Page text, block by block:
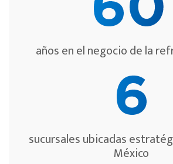
años en el negocio de la
sucursales ubicadas
México